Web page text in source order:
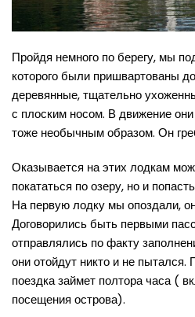
Пройдя немного по берегу, мы
которого были пришвартованы
деревянные, тщательно
с плоским носом. В движение
тоже необычным образом. Он
Оказывается на этих лодкам
покататься по озеру, но и
На первую лодку мы опоздали,
Договорились быть первыми
отправлялись по факту
они отойдут никто и не пытался.
поездка займет полтора часа (
посещения острова).